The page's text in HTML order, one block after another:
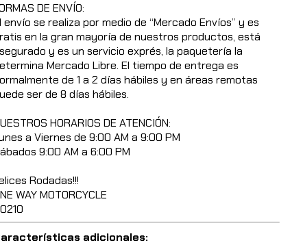
DE ENVÍO:
envío se realiza por medio de “Mercado Envíos” y es
en la gran mayoría de nuestros productos, está
y es un servicio exprés, la paquetería la
Mercado Libre. El tiempo de entrega es
de 1 a 2 días hábiles y en áreas remotas
ser de 8 días hábiles.
HORARIOS DE ATENCIÓN:
a Viernes de 9:00 AM a 9:00 PM
9:00 AM a 6:00 PM
Rodadas!!!
WAY MOTORCYCLE
adicionales: